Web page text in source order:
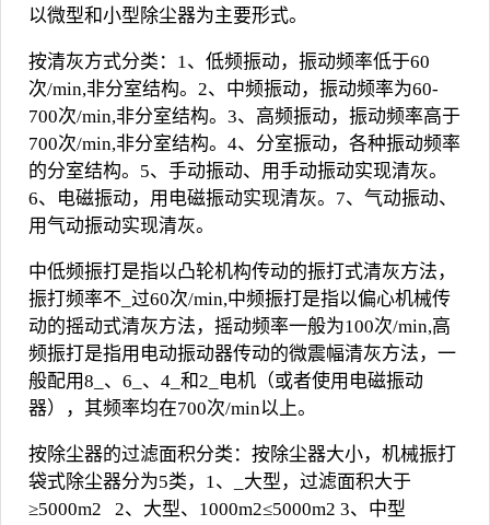
以微型和小型除尘器为主要形式。
按清灰方式分类： 1、低频振动，振动频率低于60
次/min,非分室结构。 2、中频振动，振动频率为60-
700次/min,非分室结构。 3、高频振动，振动频率高于
700次/min,非分室结构。 4、分室振动，各种振动频率
的分室结构。 5、手动振动、用手动振动实现清灰。
6、电磁振动，用电磁振动实现清灰。 7、气动振动、
用气动振动实现清灰。
中低频振打是指以凸轮机构传动的振打式清灰方法，
振打频率不_过60次/min,中频振打是指以偏心机械传
动的摇动式清灰方法，摇动频率一般为100次/min,高
频振打是指用电动振动器传动的微震幅清灰方法，一
般配用8 _、 6 _、 4 _和2 _电机（或者使用电磁振动
器），其频率均在700次/min以上。
按除尘器的过滤面积分类：按除尘器大小，机械振打
袋式除尘器分为5类， 1、_大型，过滤面积大于
≥5000m2 2、大型、 1000m2≤5000m2 3、中型